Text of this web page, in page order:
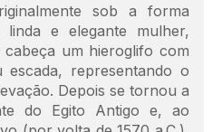
sob a forma
e elegante mulher,
um hieroglifo com
representando o
Depois se tornou a
do Egito Antigo e, ao